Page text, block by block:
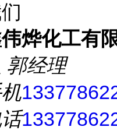
烨化工有
郭经理